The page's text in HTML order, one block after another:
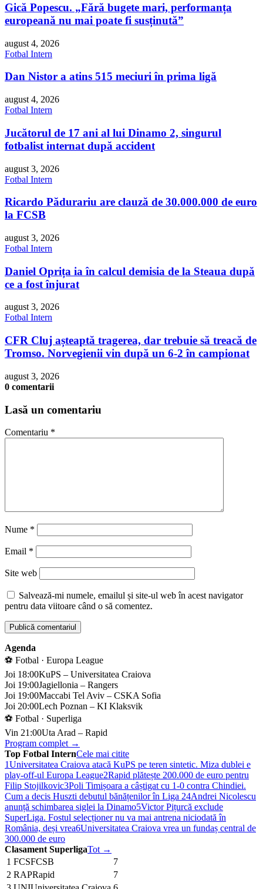
Gică Popescu. „Fără bugete mari, performanța
europeană nu mai poate fi susținută”
august 4, 2026
Fotbal Intern
Dan Nistor a atins 515 meciuri în prima ligă
august 4, 2026
Fotbal Intern
Jucătorul de 17 ani al lui Dinamo 2, singurul
fotbalist internat după accident
august 3, 2026
Fotbal Intern
Ricardo Pădurariu are clauză de 30.000.000 de euro
la FCSB
august 3, 2026
Fotbal Intern
Daniel Oprița ia în calcul demisia de la Steaua după
ce a fost înjurat
august 3, 2026
Fotbal Intern
CFR Cluj așteaptă tragerea, dar trebuie să treacă de
Tromso. Norvegienii vin după un 6-2 în campionat
august 3, 2026
0 comentarii
Lasă un comentariu
Comentariu *
Nume *
Email *
Site web
Salvează-mi numele, emailul și site-ul web în acest navigator
pentru data viitoare când o să comentez.
Agenda
⚽ Fotbal · Europa League
Joi 18:00KuPS – Universitatea Craiova
Joi 19:00Jagiellonia – Rangers
Joi 19:00Maccabi Tel Aviv – CSKA Sofia
Joi 20:00Lech Poznan – KI Klaksvik
⚽ Fotbal · Superliga
Vin 21:00Uta Arad – Rapid
Program complet →
Top Fotbal InternCele mai citite
1Universitatea Craiova atacă KuPS pe teren sintetic. Miza dublei e
play-off-ul Europa League2Rapid plătește 200.000 de euro pentru
Filip Stojilkovic3Poli Timișoara a câștigat cu 1-0 contra Chindiei.
Cum a decis Huszti debutul bănățenilor în Liga 24Andrei Nicolescu
anunță schimbarea siglei la Dinamo5Victor Pițurcă exclude
SuperLiga. Fostul selecționer nu va mai antrena niciodată în
România, deși vrea6Universitatea Craiova vrea un fundaș central de
300.000 de euro
Clasament SuperligaTot →
1 FCSFCSB
7
2 RAPRapid
7